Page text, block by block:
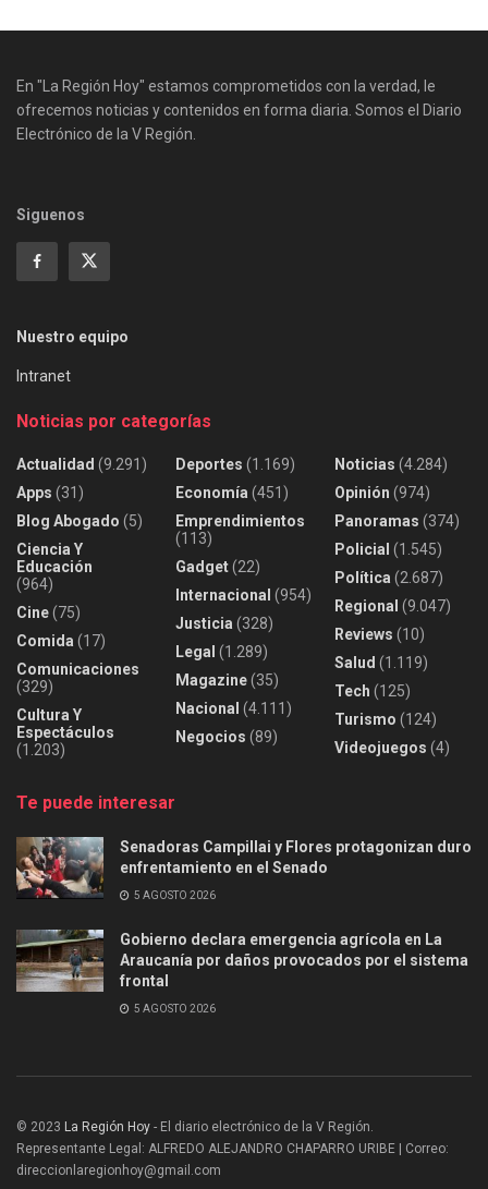
En "La Región Hoy" estamos comprometidos con la verdad, le
ofrecemos noticias y contenidos en forma diaria. Somos el Diario
Electrónico de la V Región.
Siguenos
Nuestro equipo
Intranet
Noticias por categorías
Actualidad (9.291)
Apps (31)
Blog Abogado (5)
Ciencia Y
Educación
(964)
Cine(75)
Comida (17)
Comunicaciones
(329)
Cultura Y
Espectáculos
(1.203)
Deportes (1.169)
Economía (451)
Emprendimientos
(113)
Gadget(22)
Internacional (954)
Justicia (328)
Legal (1.289)
Magazine(35)
Nacional (4.111)
Negocios (89)
Noticias (4.284)
Opinión (974)
Panoramas (374)
Policial (1.545)
Política (2.687)
Regional (9.047)
Reviews (10)
Salud (1.119)
Tech (125)
Turismo (124)
Videojuegos (4)
Te puede interesar
Senadoras Campillai y Flores protagonizan duro
enfrentamiento en el Senado
5 AGOSTO 2026
Gobierno declara emergencia agrícola en La
Araucanía por daños provocados por el sistema
frontal
5 AGOSTO 2026
© 2023 La Región Hoy - El diario electrónico de la V Región.
Representante Legal: ALFREDO ALEJANDRO CHAPARRO URIBE | Correo:
direccionlaregionhoy@gmail.com